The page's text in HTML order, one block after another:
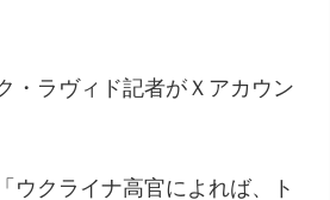
・ラヴィド記者がＸアカウン
ウクライナ高官によれば、ト